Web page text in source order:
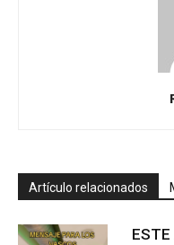
Artículo relacionados
ESTE